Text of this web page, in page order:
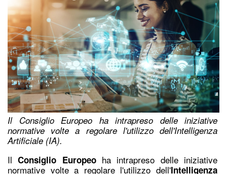
Il Consiglio Europeo ha intrapreso delle iniziative
normative volte a regolare l'utilizzo dell'Intelligenza
Artificiale (IA).
IlConsiglio Europeoha intrapreso delle iniziative
normative volte a regolare l'utilizzo dell'Intelligenza